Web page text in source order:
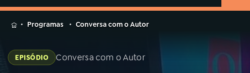
MENU
na
Rádio
Programas Conversa com o Autor
EPISÓDIO Conversa com o Autor